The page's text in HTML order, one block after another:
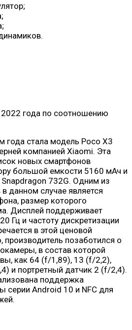
года стала модель Poco X3
компанией Xiaomi. Эта
новых смартфонов
большой емкости 5160 мАч и
732G. Одним из
данном случае является
размер которого
Дисплей поддерживает
Гц и частоту дискретизации
в этой ценовой
производитель позаботился о
в состав которой
как 64 (f/1,89), 13 (f/2,2),
и портретный датчик 2 (f/2,4).
поддержка
серии Android 10 и NFC для